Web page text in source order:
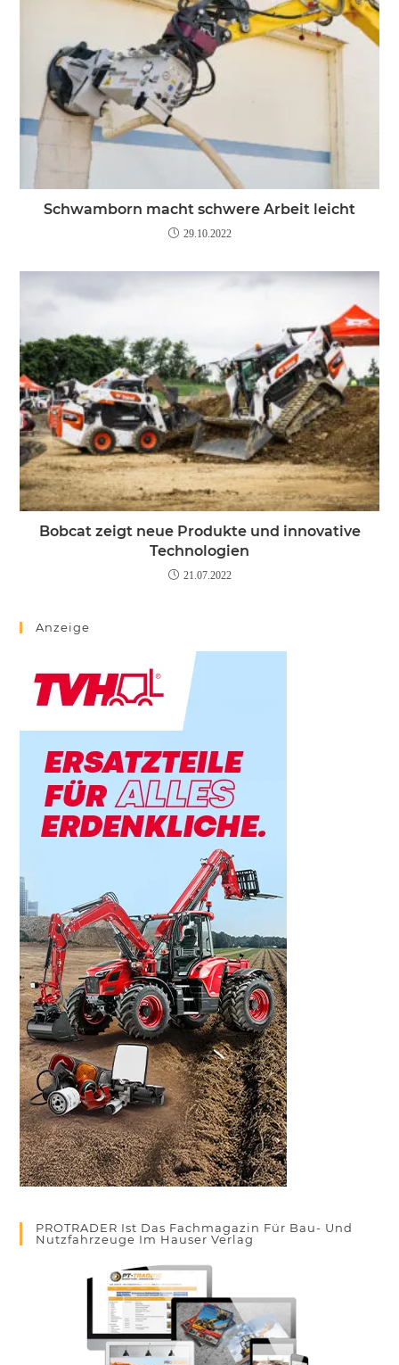
Schwamborn macht schwere Arbeit leicht
29.10.2022
Bobcat zeigt neue Produkte und innovative
Technologien
21.07.2022
Anzeige
PROTRADER Ist Das Fachmagazin Für Bau- Und
Nutzfahrzeuge Im Hauser Verlag